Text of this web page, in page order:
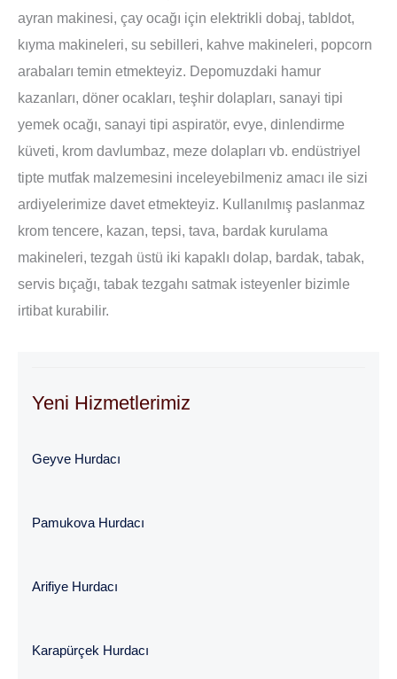
ayran makinesi, çay ocağı için elektrikli dobaj, tabldot,
kıyma makineleri, su sebilleri, kahve makineleri, popcorn
arabaları temin etmekteyiz. Depomuzdaki hamur
kazanları, döner ocakları, teşhir dolapları, sanayi tipi
yemek ocağı, sanayi tipi aspiratör, evye, dinlendirme
küveti, krom davlumbaz, meze dolapları vb. endüstriyel
tipte mutfak malzemesini inceleyebilmeniz amacı ile sizi
ardiyelerimize davet etmekteyiz. Kullanılmış paslanmaz
krom tencere, kazan, tepsi, tava, bardak kurulama
makineleri, tezgah üstü iki kapaklı dolap, bardak, tabak,
servis bıçağı, tabak tezgahı satmak isteyenler bizimle
irtibat kurabilir.
Yeni Hizmetlerimiz
Geyve Hurdacı
Pamukova Hurdacı
Arifiye Hurdacı
Karapürçek Hurdacı